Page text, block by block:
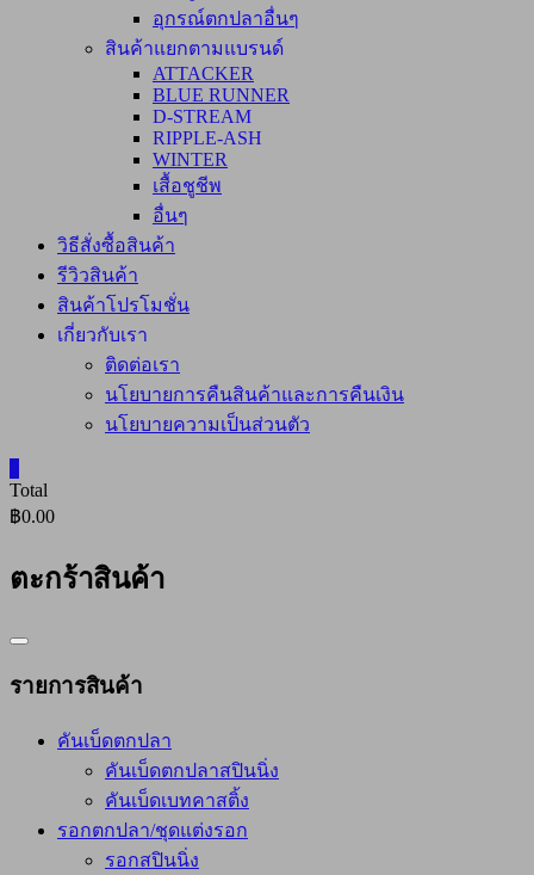
อุกรณ์ตกปลาอื่นๆ
สินค้าแยกตามแบรนด์
ATTACKER
BLUE RUNNER
D-STREAM
RIPPLE-ASH
WINTER
เสื้อชูชีพ
อื่นๆ
วิธีสั่งซื้อสินค้า
รีวิวสินค้า
สินค้าโปรโมชั่น
เกี่ยวกับเรา
ติดต่อเรา
นโยบายการคืนสินค้าและการคืนเงิน
นโยบายความเป็นส่วนตัว
Total
฿0.00
ตะกร้าสินค้า
Catalog
รายการสินค้า
คันเบ็ดตกปลา
คันเบ็ดตกปลาสปินนิ่ง
คันเบ็ดเบทคาสติ้ง
รอกตกปลา/ชุดแต่งรอก
รอกสปินนิ่ง